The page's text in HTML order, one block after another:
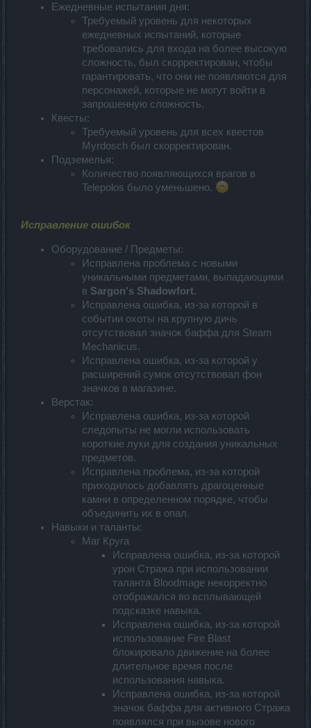
Ежедневные испытания дня:
Требуемый уровень для некоторых
ежедневных испытаний, которые
требовались для входа на более высокую
сложность, был скорректирован, чтобы
гарантировать, что они не появляются для
персонажей, которые не могут войти в
запрошенную сложность.
Квесты:
Требуемый уровень для всех квестов
Myrdosch был скорректирован.
Подземелья:
Количество появляющихся врагов в
Telepolos было уменьшено.
Исправление ошибок
Оборудование / Предметы:
Исправлена проблема с новыми
уникальными предметами, выпадающими
в Sargon's Shadowfort.
Исправлена ошибка, из-за которой в
событии охоты на крупную дичь
отсутствовал значок баффа для Steam
Mechanicus.
Исправлена ошибка, из-за которой у
расширений сумок отсутствовал фон
значков в магазине.
Верстак:
Исправлена ошибка, из-за которой
следопыты не могли использовать
короткие луки для создания уникальных
предметов.
Исправлена проблема, из-за которой
приходилось добавлять драгоценные
камни в определенном порядке, чтобы
объединить их в опал.
Навыки и таланты:
Маг Круга
Исправлена ошибка, из-за которой
урон Стража при использовании
таланта Bloodmage некорректно
отображался во всплывающей
подсказке навыка.
Исправлена ошибка, из-за которой
использование Fire Blast
блокировало движение на более
длительное время после
использования навыка.
Исправлена ошибка, из-за которой
значок баффа для активного Стража
появлялся при вызове нового